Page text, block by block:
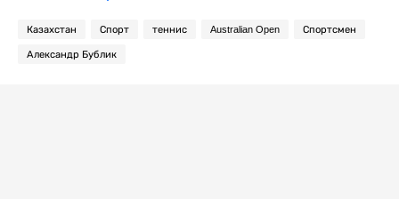
Казахстан Спорт теннис Australian Open Спортсмен
Александр Бублик